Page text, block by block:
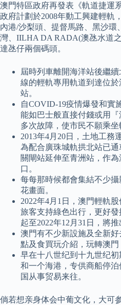
澳門特區政府再發表《軌道捷運
政府計劃於2008年動工興建輕軌
內港/沙梨頭、提督馬路、黑沙
灣、IILHA DA RADA(澳氹水道
達氹仔兩個碼頭。
屆時列車離開海洋站後繼
線的輕軌專用軌道到達位
站。
自COVID-19疫情爆發和實
能如巴士般直接付錢或用
多次故障，使市民不願乘坐
2013年4月20日，土地工務
為配合廣珠城軌拱北站已
關閘站延伸至青洲站，作
口。
每每那時候都會集結不少
花畫面。
2022年4月1日，澳門輕軌
旅客支持綠色出行，更好
起至2022年12月31日，將推
澳門有不少新設施及全新
點及食買玩介紹，玩轉澳門
早在十八世纪到十九世纪
和一个海港，专供商船停
国从事贸易来往。
倘若想亲身体会中葡文化，大可